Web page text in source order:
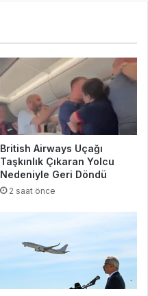
British Airways Uçağı
Taşkınlık Çıkaran Yolcu
Nedeniyle Geri Döndü
2 saat önce